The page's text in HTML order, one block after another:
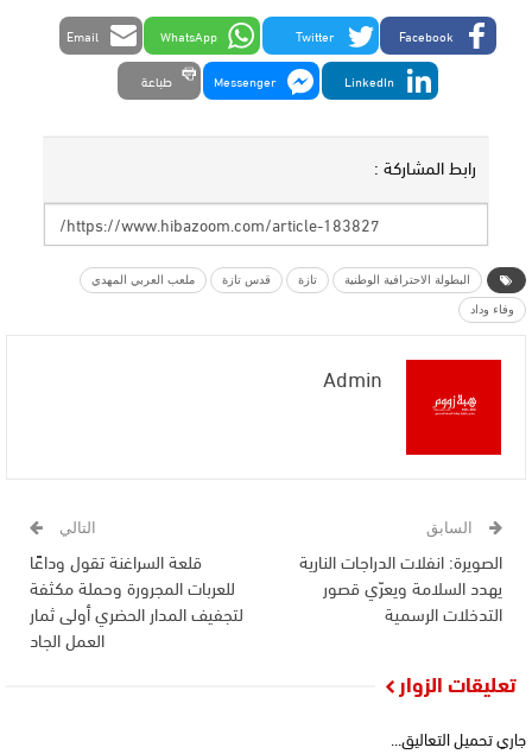
Facebook
Twitter
WhatsApp
Email
LinkedIn
Messenger طباعة
رابط المشاركة :
البطولة الاحترافية الوطنية تازة قدس تازة ملعب العربي المهدي
وفاء وداد
Admin
السابق
الصويرة: انفلات الدراجات النارية
يهدد السلامة ويعرّي قصور
التدخلات الرسمية
التالي
قلعة السراغنة تقول وداعًا
للعربات المجرورة وحملة مكثفة
لتجفيف المدار الحضري أولى ثمار
العمل الجاد
تعليقات الزوار
جاري تحميل التعاليق...